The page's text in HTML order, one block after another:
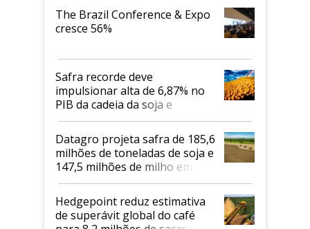
The Brazil Conference & Expo
cresce 56%
Safra recorde deve
impulsionar alta de 6,87% no
PIB da cadeia da soja e
biodiesel em 2026
Datagro projeta safra de 185,6
milhões de toneladas de soja e
147,5 milhões de milho em
2026/27
Hedgepoint reduz estimativa
de superávit global do café